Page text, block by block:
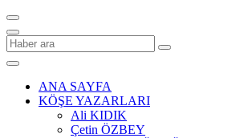
ANA SAYFA
KÖŞE YAZARLARI
Ali KIDIK
Çetin ÖZBEY